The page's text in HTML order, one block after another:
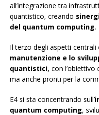
all’integrazione tra
quantistico, creando
del quantum computing.
Il terzo degli aspetti centrali
manutenzione e lo
quantistici, con
ma anche pronti per la
E4 si sta concentrando sull’
quantum computing,